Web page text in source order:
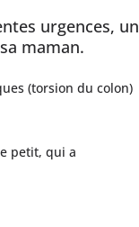
urgences, un
maman.
(torsion du colon)
petit, qui a